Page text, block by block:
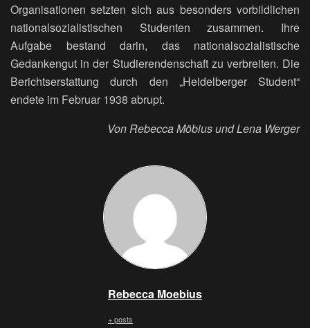
Organisationen setzten sich aus besonders vorbildlichen
nationalsozialistischen Studenten zusammen. Ihre
Aufgabe bestand darin, das nationalsozialistische
Gedankengut in der Studierendenschaft zu verbreiten. Die
Berichtserstattung durch den „Heidelberger Student“
endete im Februar 1938 abrupt.
Von Rebecca Möbius und Lena Werger
Rebecca Moebius
+ posts